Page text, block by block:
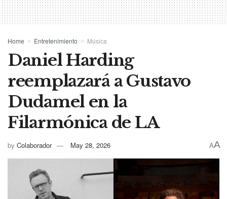
Home Entretenimiento Música
Daniel Harding
reemplazará a Gustavo
Dudamel en la
Filarmónica de LA
by Colaborador May 28, 2026 AA